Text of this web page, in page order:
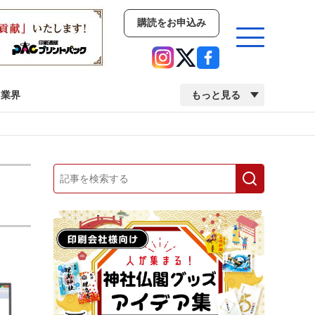
購読をお申込み
業界 もっと見る
イベント
業界 市場・統計 人事・移転・異動・訃報
2022 見える化・MIS特集 2022 検査・校正特集